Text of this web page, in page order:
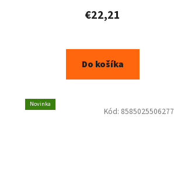
produktu
je
€22,21
Do košíka
Novinka
Kód: 8585025506277